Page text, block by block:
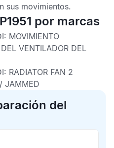
sus movimientos.
por marcas
MOVIMIENTO
VENTILADOR DEL
RADIATOR FAN 2
JAMMED
del